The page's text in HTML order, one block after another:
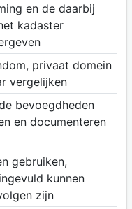
en de daarbij
kadaster
privaat domein
vergelijken
bevoegdheden
en documenteren
gebruiken,
kunnen
zijn